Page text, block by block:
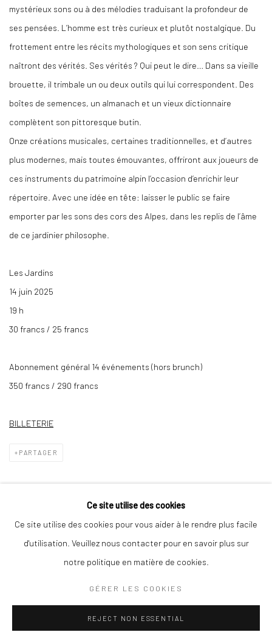
mystérieux sons ou à des mélodies traduisant la profondeur de
ses pensées. L’homme est très curieux et plutôt nostalgique. Du
frottement entre les récits mythologiques et son sens critique
naîtront des vérités. Ses vérités ? Qui peut le dire… Dans sa vieille
brouette, il trimbale un ou deux outils qui lui correspondent. Des
boîtes de semences, un almanach et un vieux dictionnaire
complètent son pittoresque butin.
Onze créations musicales, certaines traditionnelles, et d’autres
plus modernes, mais toutes émouvantes, offriront aux joueurs de
ces instruments du patrimoine alpin l’occasion d’enrichir leur
répertoire. Avec une idée en tête: laisser le public se faire
emporter par les sons des cors des Alpes, dans les replis de l’âme
de ce jardinier philosophe.
Les Jardins
14 juin 2025
19 h
30 francs / 25 francs
Abonnement général 14 événements (hors brunch)
350 francs / 290 francs
BILLETERIE
PARTAGER
© TRACE-ECART ET ALTITUDES SITE PAR ARTLOGIC
Ce site utilise des cookies
Ce site utilise des cookies pour vous aider à le rendre plus facile
d'utilisation. Veuillez nous contacter pour en savoir plus sur
notre politique en matière de cookies.
GÉRER LES COOKIES
REJECT NON ESSENTIAL